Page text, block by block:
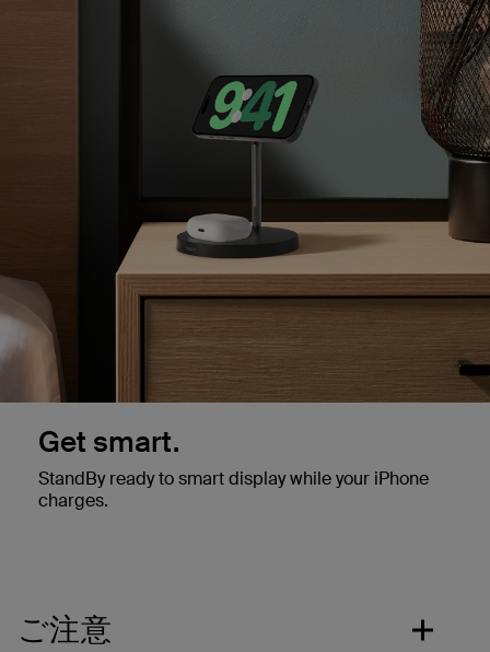
Get smart.
StandBy ready to smart display while your iPhone
charges.
ご注意